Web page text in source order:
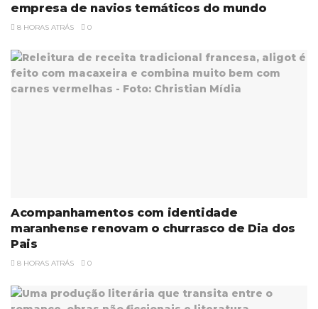
empresa de navios temáticos do mundo
8 HORAS ATRÁS 0
Acompanhamentos com identidade
maranhense renovam o churrasco de Dia dos
Pais
8 HORAS ATRÁS 0